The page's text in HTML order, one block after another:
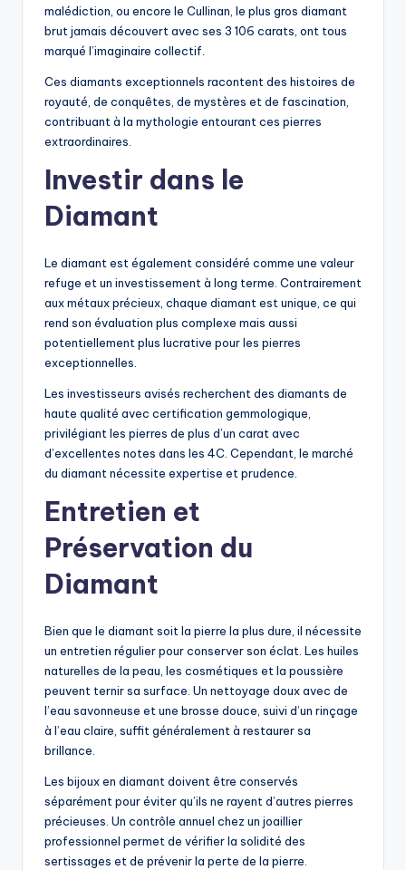
malédiction, ou encore le Cullinan, le plus gros diamant
brut jamais découvert avec ses 3 106 carats, ont tous
marqué l’imaginaire collectif.
Ces diamants exceptionnels racontent des histoires de
royauté, de conquêtes, de mystères et de fascination,
contribuant à la mythologie entourant ces pierres
extraordinaires.
Investir dans le
Diamant
Le diamant est également considéré comme une valeur
refuge et un investissement à long terme. Contrairement
aux métaux précieux, chaque diamant est unique, ce qui
rend son évaluation plus complexe mais aussi
potentiellement plus lucrative pour les pierres
exceptionnelles.
Les investisseurs avisés recherchent des diamants de
haute qualité avec certification gemmologique,
privilégiant les pierres de plus d’un carat avec
d’excellentes notes dans les 4C. Cependant, le marché
du diamant nécessite expertise et prudence.
Entretien et
Préservation du
Diamant
Bien que le diamant soit la pierre la plus dure, il nécessite
un entretien régulier pour conserver son éclat. Les huiles
naturelles de la peau, les cosmétiques et la poussière
peuvent ternir sa surface. Un nettoyage doux avec de
l’eau savonneuse et une brosse douce, suivi d’un rinçage
à l’eau claire, suffit généralement à restaurer sa
brillance.
Les bijoux en diamant doivent être conservés
séparément pour éviter qu’ils ne rayent d’autres pierres
précieuses. Un contrôle annuel chez un joaillier
professionnel permet de vérifier la solidité des
sertissages et de prévenir la perte de la pierre.